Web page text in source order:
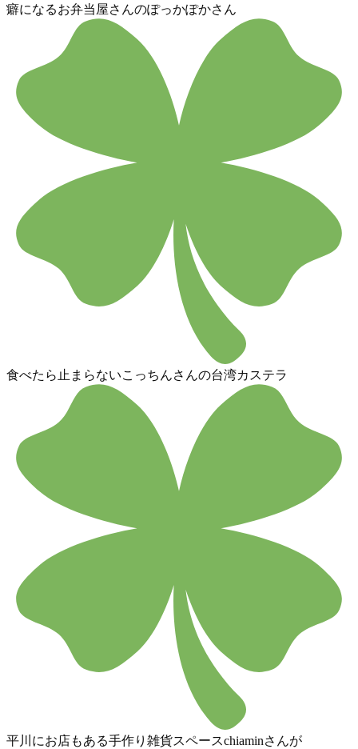
癖になるお弁当屋さんのぽっかぽかさん
食べたら止まらないこっちんさんの台湾カステラ
平川にお店もある手作り雑貨スペースchiaminさんが